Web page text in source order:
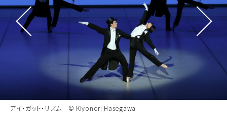
アイ・ガット・リズム © Kiyonori Hasegawa
くるみ割り人形 © Kiyonori Hasegawa